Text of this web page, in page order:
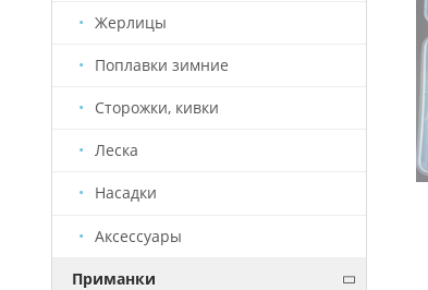
Жерлицы
Поплавки зимние
Сторожки, кивки
Леска
Насадки
Аксессуары
Приманки
Вращающаяся рыбка "ХН" (10г)